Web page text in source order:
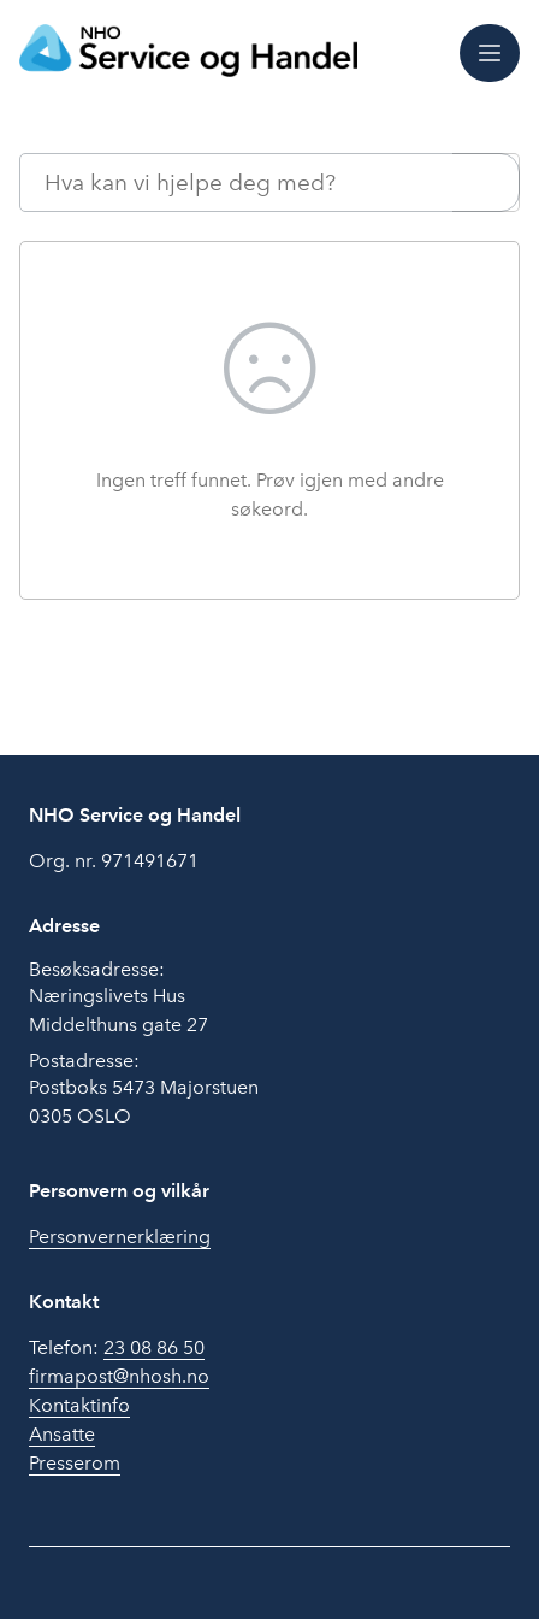
Meny
Søk
Ingen treff funnet. Prøv igjen med andre
søkeord.
NHO Service og Handel
Org. nr. 971491671
Adresse
Besøksadresse:
Næringslivets Hus
Middelthuns gate 27
Postadresse:
Postboks 5473 Majorstuen
0305 OSLO
Personvern og vilkår
Personvernerklæring
Kontakt
Telefon: 23 08 86 50
firmapost@nhosh.no
Kontaktinfo
Ansatte
Presserom